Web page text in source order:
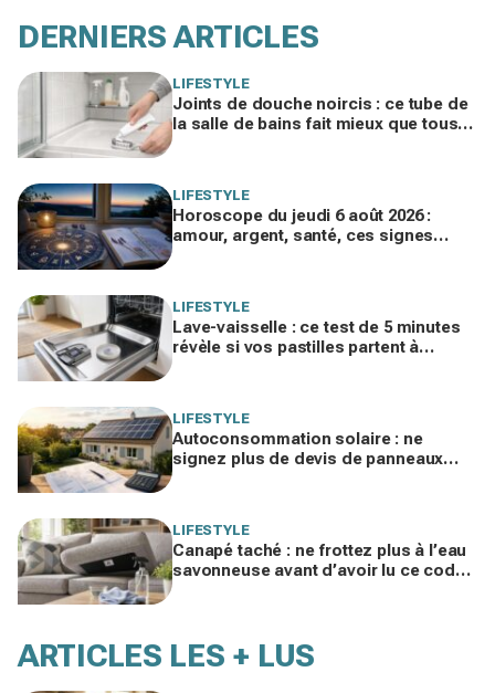
DERNIERS ARTICLES
LIFESTYLE
Joints de douche noircis : ce tube de
la salle de bains fait mieux que tous
LIFESTYLE
Horoscope du jeudi 6 août 2026 :
amour, argent, santé, ces signes
LIFESTYLE
Lave-vaisselle : ce test de 5 minutes
révèle si vos pastilles partent à
LIFESTYLE
Autoconsommation solaire : ne
signez plus de devis de panneaux
LIFESTYLE
Canapé taché : ne frottez plus à l’eau
savonneuse avant d’avoir lu ce code
ARTICLES LES + LUS